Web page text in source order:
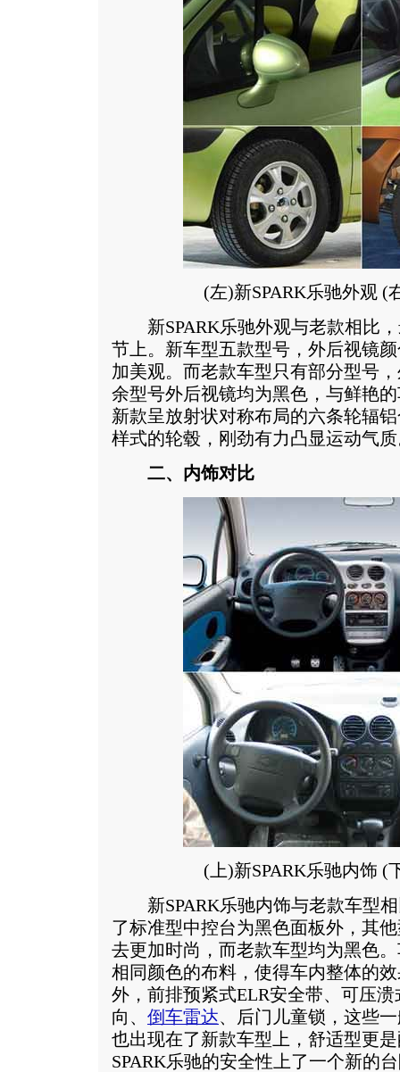
(左)新SPARK乐驰外观 (
新SPARK乐驰外观与老款相比，
节上。新车型五款型号，外后视镜
加美观。而老款车型只有部分型号
余型号外后视镜均为黑色，与鲜艳
新款呈放射状对称布局的六条轮辐
样式的轮毂，刚劲有力凸显运动气
二、内饰对比
(上)新SPARK乐驰内饰 (
新SPARK乐驰内饰与老款车型相
了标准型中控台为黑色面板外，其
去更加时尚，而老款车型均为黑色
相同颜色的布料，使得车内整体的
外，前排预紧式ELR安全带、可压
向、 倒车雷达、后门儿童锁，这些
也出现在了新款车型上，舒适型更
SPARK乐驰的安全性上了一个新的